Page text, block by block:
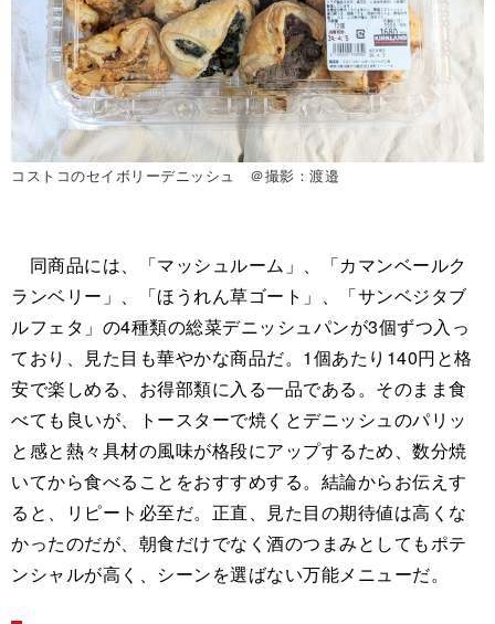
コストコのセイボリーデニッシュ ＠撮影：渡邉
同商品には、「マッシュルーム」、「カマンベールク
ランベリー」、「ほうれん草ゴート」、「サンベジタブ
ルフェタ」の4種類の総菜デニッシュパンが3個ずつ入っ
ており、見た目も華やかな商品だ。1個あたり140円と格
安で楽しめる、お得部類に入る一品である。そのまま食
べても良いが、トースターで焼くとデニッシュのパリッ
と感と熱々具材の風味が格段にアップするため、数分焼
いてから食べることをおすすめする。結論からお伝えす
ると、リピート必至だ。正直、見た目の期待値は高くな
かったのだが、朝食だけでなく酒のつまみとしてもポテ
ンシャルが高く、シーンを選ばない万能メニューだ。